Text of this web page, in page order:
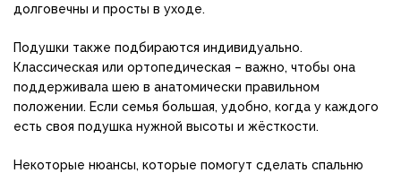
долговечны и просты в уходе.
Подушки также подбираются индивидуально.
Классическая или ортопедическая – важно, чтобы она
поддерживала шею в анатомически правильном
положении. Если семья большая, удобно, когда у каждого
есть своя подушка нужной высоты и жёсткости.
Некоторые нюансы, которые помогут сделать спальню